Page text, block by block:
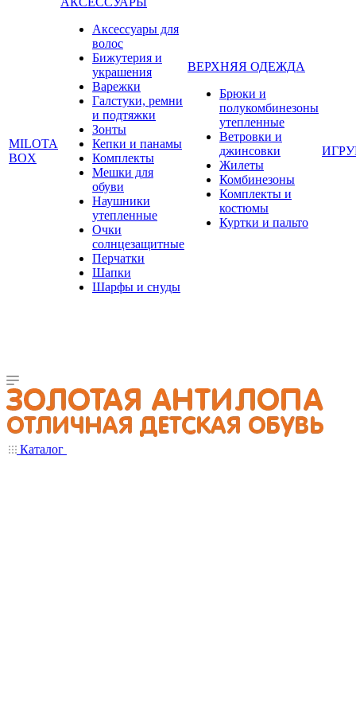
MILOTA
BOX
Аксессуары для
волос
Бижутерия и
украшения
Варежки
Галстуки, ремни
и подтяжки
Зонты
Кепки и панамы
Комплекты
Мешки для
обуви
Наушники
утепленные
Очки
солнцезащитные
Перчатки
Шапки
Шарфы и снуды
ВЕРХНЯЯ ОДЕЖДА
Брюки и
полукомбинезоны
утепленные
Ветровки и
джинсовки
Жилеты
Комбинезоны
Комплекты и
костюмы
Куртки и пальто
Каталог